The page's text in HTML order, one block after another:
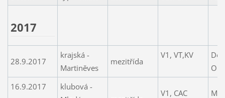
2017
28.9.2017
krajská -
Martiněves
mezitřída
V1, VT,KV
16.9.2017
klubová -
V1, CAC